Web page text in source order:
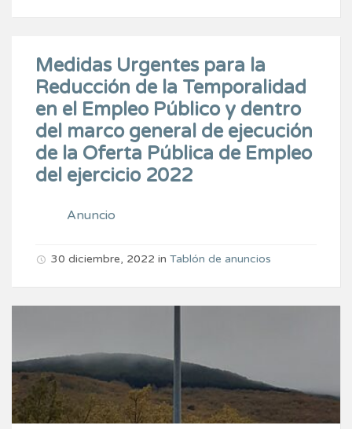
Medidas Urgentes para la
Reducción de la Temporalidad
en el Empleo Público y dentro
del marco general de ejecución
de la Oferta Pública de Empleo
del ejercicio 2022
Anuncio
30 diciembre, 2022 in Tablón de anuncios